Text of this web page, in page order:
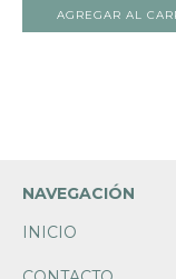
NAVEGACIÓN
INICIO